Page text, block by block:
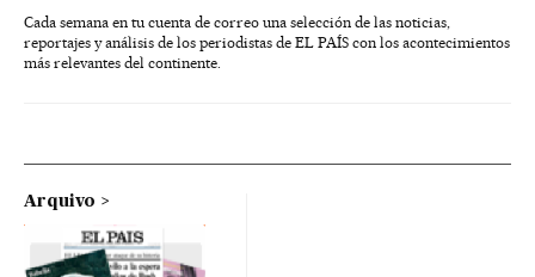
Cada semana en tu cuenta de correo una selección de las noticias,
reportajes y análisis de los periodistas de EL PAÍS con los acontecimientos
más relevantes del continente.
Arquivo